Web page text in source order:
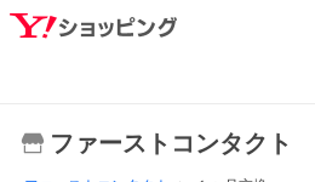
ファーストコンタクト